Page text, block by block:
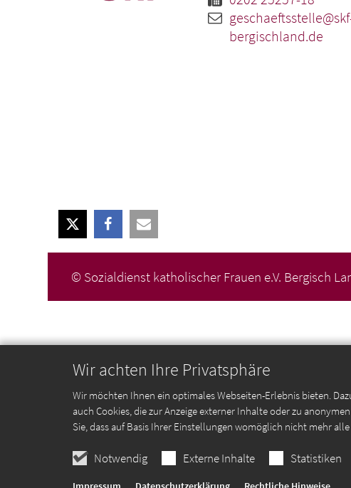
Wir achten Ihre Privatsphäre
Wir möchten Ihnen ein optimales Webseiten-Erlebnis bieten.
auch Cookies, die zur Anzeige externer Inhalte oder zu
Sie, dass auf Basis Ihrer Einstellungen womöglich nicht mehr
Notwendig Externe Inhalte Statistiken
bergischland.de
© Sozialdienst katholischer Frauen e.V. Bergisch